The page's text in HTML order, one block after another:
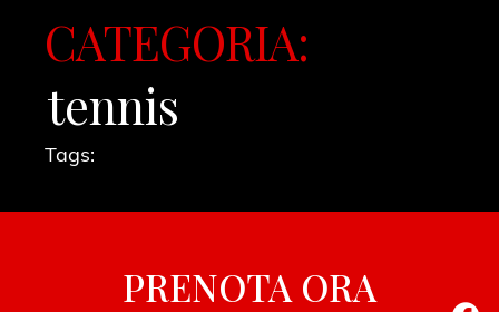
CATEGORIA:
tennis
Tags:
PRENOTA ORA